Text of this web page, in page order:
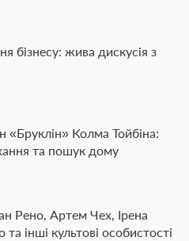
бізнесу: жива дискусія з
«Бруклін» Колма Тойбіна:
та пошук дому
Рено, Артем Чех, Ірена
інші культові особистості